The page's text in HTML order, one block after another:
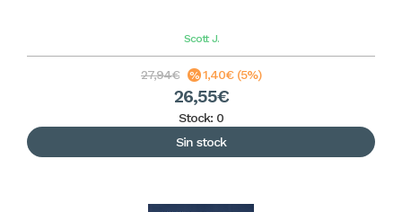
Scott J.
27,94€ 1,40€ (5%)
26,55€
Stock: 0
Sin stock